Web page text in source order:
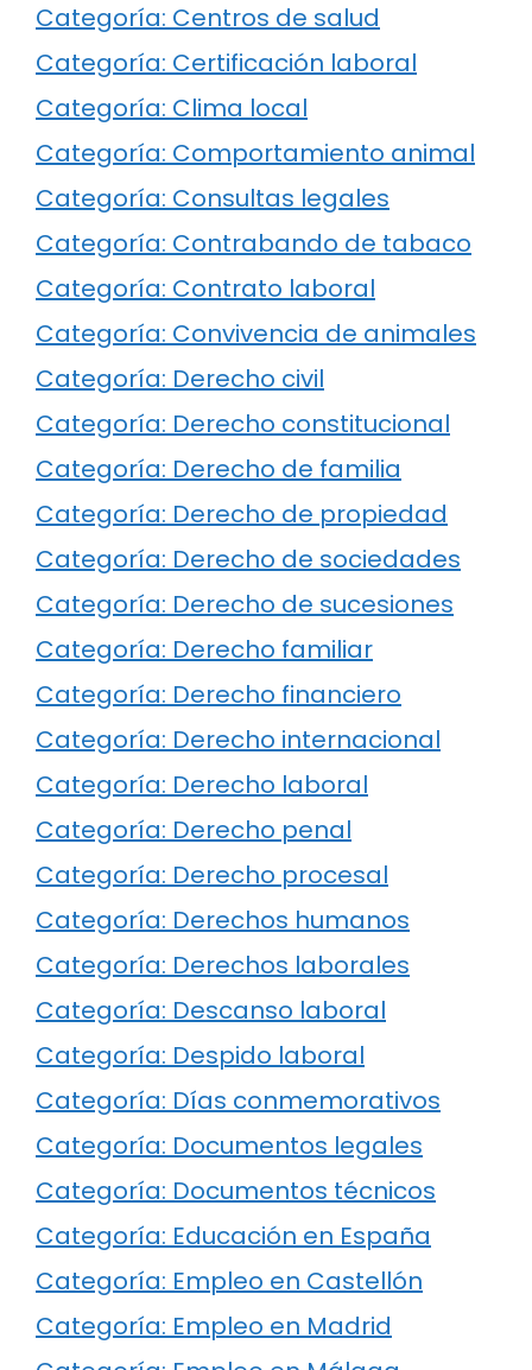
Categoría: Centros de salud
Categoría: Certificación laboral
Categoría: Clima local
Categoría: Comportamiento animal
Categoría: Consultas legales
Categoría: Contrabando de tabaco
Categoría: Contrato laboral
Categoría: Convivencia de animales
Categoría: Derecho civil
Categoría: Derecho constitucional
Categoría: Derecho de familia
Categoría: Derecho de propiedad
Categoría: Derecho de sociedades
Categoría: Derecho de sucesiones
Categoría: Derecho familiar
Categoría: Derecho financiero
Categoría: Derecho internacional
Categoría: Derecho laboral
Categoría: Derecho penal
Categoría: Derecho procesal
Categoría: Derechos humanos
Categoría: Derechos laborales
Categoría: Descanso laboral
Categoría: Despido laboral
Categoría: Días conmemorativos
Categoría: Documentos legales
Categoría: Documentos técnicos
Categoría: Educación en España
Categoría: Empleo en Castellón
Categoría: Empleo en Madrid